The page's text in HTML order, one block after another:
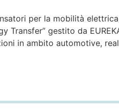
per la mobilità
gestito da
in ambito automotive,